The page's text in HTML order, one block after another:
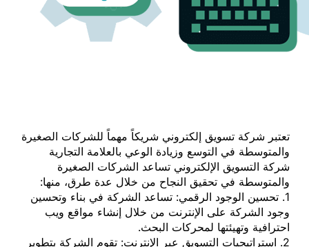
تعتبر شركة تسويق إلكتروني شريكاً مهماً للشركات الصغيرة
والمتوسطة في التوسع وزيادة الوعي بالعلامة التجارية
شركة التسويق الإلكتروني تساعد الشركات الصغيرة
والمتوسطة في تحقيق النجاح من خلال عدة طرق، منها:
1. تحسين الوجود الرقمي: تساعد الشركة في بناء وتحسين
وجود الشركة على الإنترنت من خلال إنشاء مواقع ويب
احترافية وتهيئتها لمحركات البحث.
2. استراتيجيات التسويق عبر الإنترنت: تقوم الشركة بتطوير